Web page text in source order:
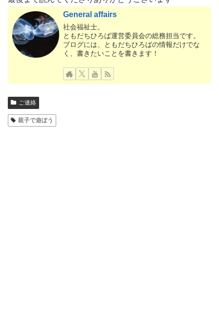
General affairs
社会福祉士。
ともだちひろば運営委員会の総務担当です。
ブログには、ともだちひろばの情報だけでな
く、書きたいことを書きます！
ご連絡
親子で遊ぼう